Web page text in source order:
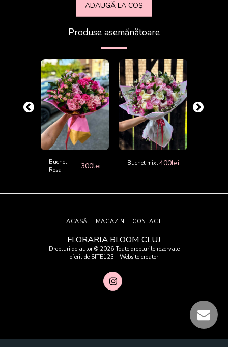
ADAUGĂ LA COŞ
Produse asemănătoare
Buchet
Rosa
300lei Buchet mixt400lei
FLORARIA BLOOM CLUJ
Drepturi de autor © 2026 Toate drepturile rezervate
oferit de SITE123 - Website creator
ACASĂ MAGAZIN CONTACT